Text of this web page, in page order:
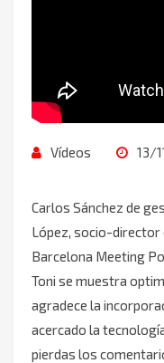
Vídeos 13/
Carlos Sánchez de
López, socio-director
Barcelona Meeting
Toni se muestra
agradece la
acercado la
pierdas los